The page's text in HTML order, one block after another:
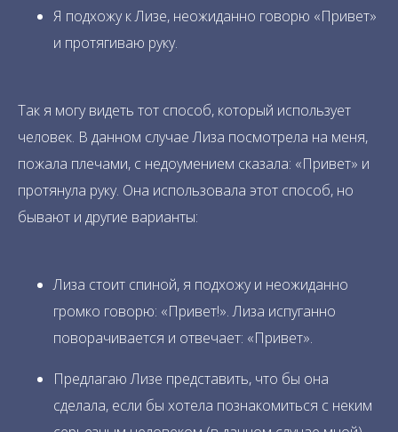
Я подхожу к Лизе, неожиданно говорю «Привет»
и протягиваю руку.
Так я могу видеть тот способ, который использует
человек. В данном случае Лиза посмотрела на меня,
пожала плечами, с недоумением сказала: «Привет» и
протянула руку. Она использовала этот способ, но
бывают и другие варианты:
Лиза стоит спиной, я подхожу и неожиданно
громко говорю: «Привет!». Лиза испуганно
поворачивается и отвечает: «Привет».
Предлагаю Лизе представить, что бы она
сделала, если бы хотела познакомиться с неким